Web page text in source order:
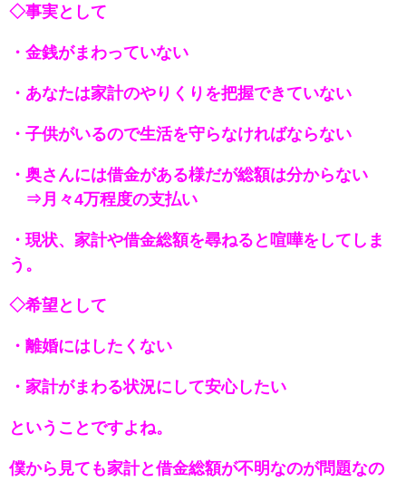
◇事実として
・金銭がまわっていない
・あなたは家計のやりくりを把握できていない
・子供がいるので生活を守らなければならない
・奥さんには借金がある様だが総額は分からない
⇒月々4万程度の支払い
・現状、家計や借金総額を尋ねると喧嘩をしてしま
う。
◇希望として
・離婚にはしたくない
・家計がまわる状況にして安心したい
ということですよね。
僕から見ても家計と借金総額が不明なのが問題なの